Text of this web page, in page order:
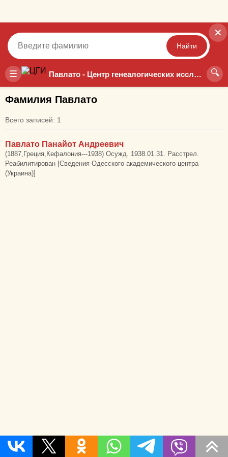
☰ Павлато - Центр генеалогических исследований 🔍
✕
Найти
Точный Неточный
Фамилия Павлато
Всего записей: 1
Павлато Панайот Андреевич
(1887,Греция,Кефалония---1938) Осужд. 1938.01.31. Расстрел.
Реабилитирован [Сведения Одесского академического центра
(Украина)]